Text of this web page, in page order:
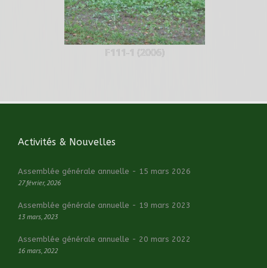
F111-1 (2006)
Activités & Nouvelles
Assemblée générale annuelle - 15 mars 2026
27 février, 2026
Assemblée générale annuelle - 19 mars 2023
13 mars, 2023
Assemblée générale annuelle - 20 mars 2022
16 mars, 2022